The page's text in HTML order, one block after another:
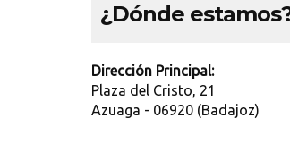
¿Dónde
Dirección Principal:
Plaza del Cristo, 21
Azuaga - 06920 (Badajoz)